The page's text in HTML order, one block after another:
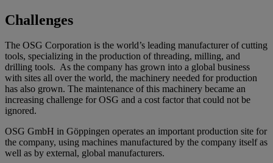
Challenges
The OSG Corporation is the world’s leading manufacturer of cutting
tools, specializing in the production of threading, milling, and
drilling tools. As the company has grown into a global business
with sites all over the world, the machinery needed for production
has also grown. The maintenance of this machinery became an
increasing challenge for OSG and a cost factor that could not be
ignored.
OSG GmbH in Göppingen operates an important production site for
the company, using machines manufactured by the company itself as
well as by external, global manufacturers.